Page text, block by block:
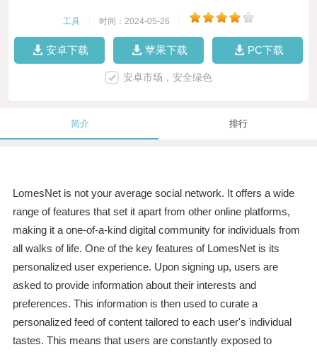
工具 时间：2024-05-26
安卓下载 苹果下载 PC下载
安卓市场，安全绿色
简介 排行
LomesNet is not your average social network. It offers a wide
range of features that set it apart from other online platforms,
making it a one-of-a-kind digital community for individuals from
all walks of life. One of the key features of LomesNet is its
personalized user experience. Upon signing up, users are
asked to provide information about their interests and
preferences. This information is then used to curate a
personalized feed of content tailored to each user's individual
tastes. This means that users are constantly exposed to